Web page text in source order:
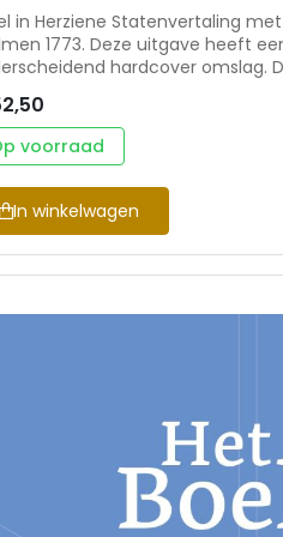
in Herziene Statenvertaling
1773. Deze uitgave heeft
hardcover omslag.
om mee te nemen. De
10x15 cm.
voorraad
In winkelwagen